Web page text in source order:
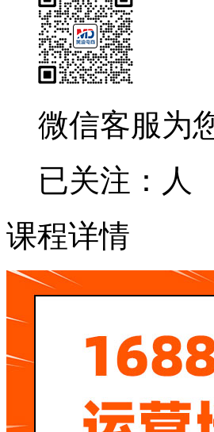
微信客服为
已关注： 人
课程详情